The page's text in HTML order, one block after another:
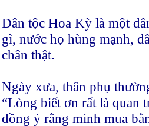
Dân tộc Hoa Kỳ là một
gì, nước họ hùng mạnh,
chân thật.
Ngày xưa, thân phụ
“Lòng biết ơn rất là quan
đồng ý rằng mình mua